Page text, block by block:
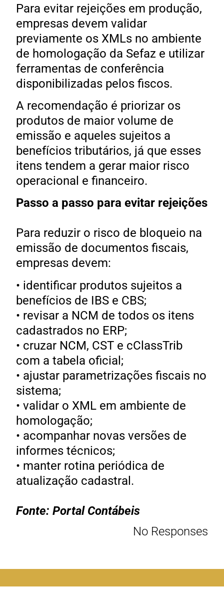
Para evitar rejeições em produção,
empresas devem validar
previamente os XMLs no ambiente
de homologação da Sefaz e utilizar
ferramentas de conferência
disponibilizadas pelos fiscos.
A recomendação é priorizar os
produtos de maior volume de
emissão e aqueles sujeitos a
benefícios tributários, já que esses
itens tendem a gerar maior risco
operacional e financeiro.
Passo a passo para evitar rejeições
Para reduzir o risco de bloqueio na
emissão de documentos fiscais,
empresas devem:
• identificar produtos sujeitos a
benefícios de IBS e CBS;
• revisar a NCM de todos os itens
cadastrados no ERP;
• cruzar NCM, CST e cClassTrib
com a tabela oficial;
• ajustar parametrizações fiscais no
sistema;
• validar o XML em ambiente de
homologação;
• acompanhar novas versões de
informes técnicos;
• manter rotina periódica de
atualização cadastral.
Fonte: Portal Contábeis
No Responses